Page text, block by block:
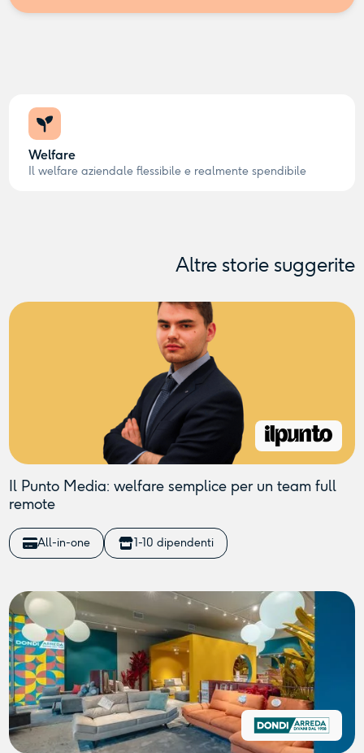
Welfare
Il welfare aziendale flessibile e realmente spendibile
Altre storie suggerite
Il Punto Media: welfare semplice per un team full
remote
All-in-one 1-10 dipendenti